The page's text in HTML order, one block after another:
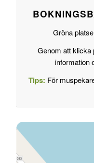
Gröna
Genom att klicka
information
Tips: För